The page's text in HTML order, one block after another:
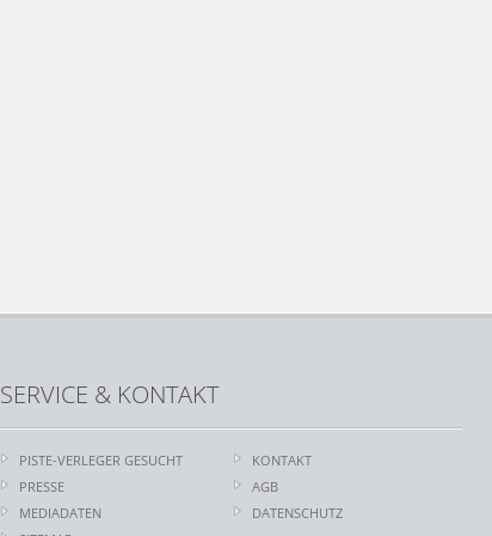
SERVICE & KONTAKT
PISTE-VERLEGER GESUCHT
PRESSE
MEDIADATEN
KONTAKT
AGB
DATENSCHUTZ